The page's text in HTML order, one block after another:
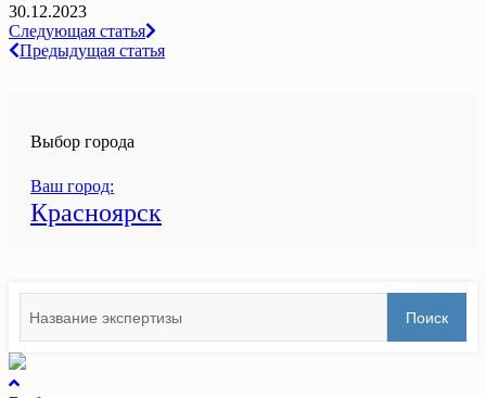
30.12.2023
Навигация
по
Следующая статья
Предыдущая статья
Выбор города
Ваш город:
Красноярск
for:
Поиск
вернуться